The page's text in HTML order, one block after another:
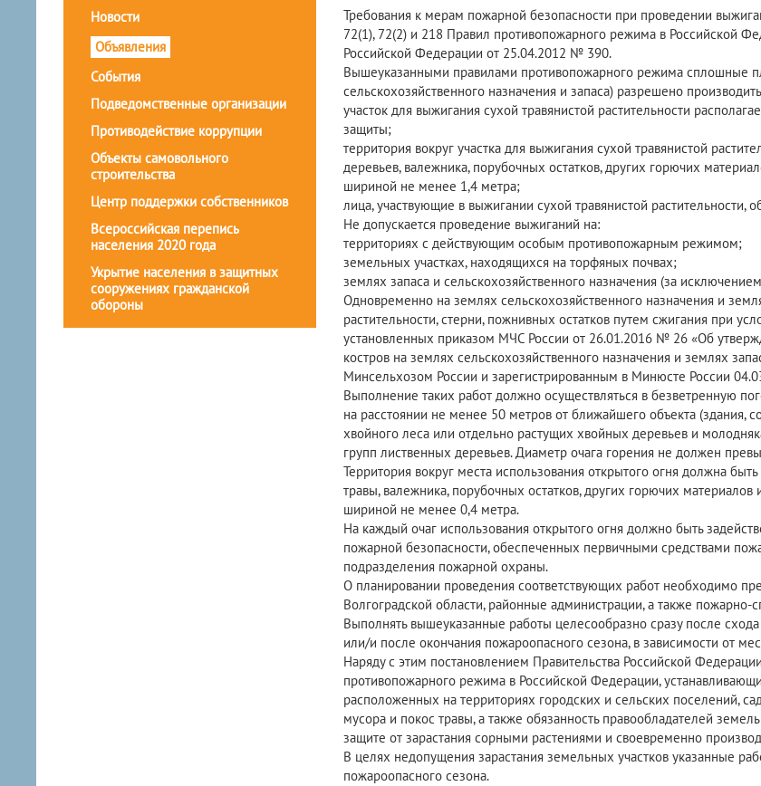
Новости
Объявления
События
Подведомственные организации
Противодействие коррупции
Объекты самовольного
строительства
Центр поддержки собственников
Всероссийская перепись
населения 2020 года
Укрытие населения в защитных
сооружениях гражданской
обороны
Требования к мерам пожарной безопасности при проведении
72(1), 72(2) и 218 Правил противопожарного режима в Российской
Российской Федерации от 25.04.2012 № 390.
Вышеуказанными правилами противопожарного режима сплошные
сельскохозяйственного назначения и запаса) разрешено
участок для выжигания сухой травянистой растительности
защиты;
территория вокруг участка для выжигания сухой травянистой
деревьев, валежника, порубочных остатков, других горючих
шириной не менее 1,4 метра;
лица, участвующие в выжигании сухой травянистой
Не допускается проведение выжиганий на:
территориях с действующим особым противопожарным режимом;
земельных участках, находящихся на торфяных почвах;
землях запаса и сельскохозяйственного назначения (за
Одновременно на землях сельскохозяйственного назначения и
растительности, стерни, пожнивных остатков путем сжигания при
установленных приказом МЧС России от 26.01.2016 № 26 «Об
костров на землях сельскохозяйственного назначения и землях
Минсельхозом России и зарегистрированным в Минюсте России
Выполнение таких работ должно осуществляться в безветренную
на расстоянии не менее 50 метров от ближайшего объекта (здания,
хвойного леса или отдельно растущих хвойных деревьев и
групп лиственных деревьев. Диаметр очага горения не должен
Территория вокруг места использования открытого огня должна
травы, валежника, порубочных остатков, других горючих
шириной не менее 0,4 метра.
На каждый очаг использования открытого огня должно быть
пожарной безопасности, обеспеченных первичными средствами
подразделения пожарной охраны.
О планировании проведения соответствующих работ необходимо
Волгоградской области, районные администрации, а также пожарно-
Выполнять вышеуказанные работы целесообразно сразу после
или/и после окончания пожароопасного сезона, в зависимости от
Наряду с этим постановлением Правительства Российской
противопожарного режима в Российской Федерации,
расположенных на территориях городских и сельских поселений,
мусора и покос травы, а также обязанность правообладателей
защите от зарастания сорными растениями и своевременно
В целях недопущения зарастания земельных участков указанные
пожароопасного сезона.